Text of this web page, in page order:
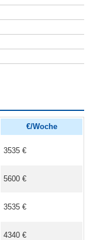
€/Woche
3535 €
5600 €
3535 €
4340 €